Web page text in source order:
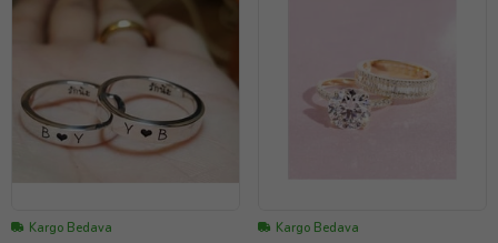
Kargo Bedava Kargo Bedava